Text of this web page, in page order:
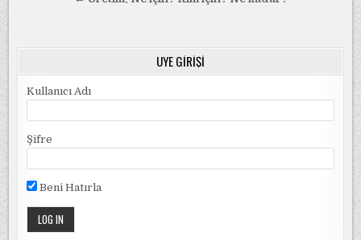
ÜYE GIRIŞI
Kullanıcı Adı
Şifre
Beni Hatırla